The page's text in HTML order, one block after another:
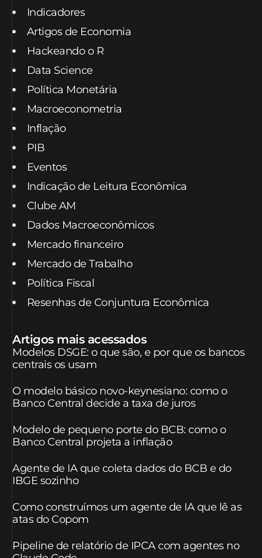
Indicadores
Artigos de Economia
Hackeando o R
Data Science
Política Monetária
Macroeconometria
Inflação
PIB
Eventos
Indicação de Leitura Econômica
Clube AM
Dados Macroeconômicos
Mercado financeiro
Mercado de Trabalho
Política Fiscal
Resenhas de Conjuntura Econômica
Artigos mais acessados
Modelos DSGE: o que são, e por que os bancos
centrais os usam
O modelo básico novo-keynesiano: como o
Banco Central decide a taxa de juros
Modelo de pequeno porte do BCB: como o
Banco Central projeta a inflação
Agente de IA que coleta dados do BCB e do
IBGE sozinho
Como construímos um agente de IA que lê as
atas do Copom
Pipeline de relatório de IPCA com agentes no